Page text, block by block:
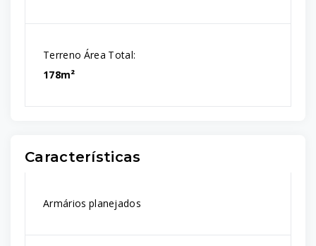
Terreno Área Total:
178m²
Características
Armários planejados